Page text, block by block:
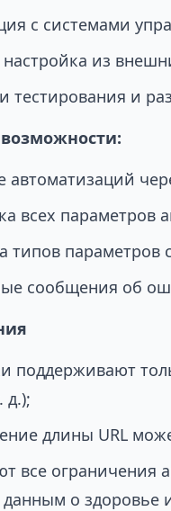
с системами
настройка из
тестирования и
автоматизаций
всех параметров
типов параметров
сообщения об
поддерживают
д.);
длины URL
все ограничения
данным о здоровье